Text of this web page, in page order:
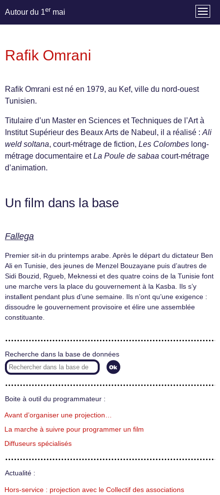
Autour du 1er mai
Rafik Omrani
Rafik Omrani est né en 1979, au Kef, ville du nord-ouest
Tunisien.
Titulaire d’un Master en Sciences et Techniques de l’Art à
Institut Supérieur des Beaux Arts de Nabeul, il a réalisé : Ali
weld soltana, court-métrage de fiction, Les Colombes long-
métrage documentaire etLa Poule de sabaa court-métrage
d’animation.
Un film dans la base
Fallega
Premier sit-in du printemps arabe. Après le départ du dictateur Ben
Ali en Tunisie, des jeunes de Menzel Bouzayane puis d’autres de
Sidi Bouzid, Rgueb, Meknessi et des quatre coins de la Tunisie font
une marche vers la place du gouvernement à la Kasba. Ils s’y
installent pendant plus d’une semaine. Ils n’ont qu’une exigence :
dissoudre le gouvernement provisoire et élire une assemblée
constituante.
Recherche dans la base de données
Boite à outil du programmateur :
Avant d’organiser une projection…
La marche à suivre pour programmer un film
Diffuseurs spécialisés
Actualité :
Hors-service : projection avec le Collectif des associations